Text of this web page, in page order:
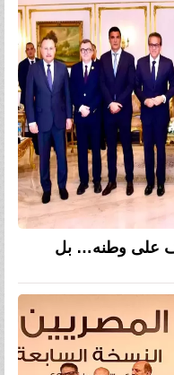
على وطنه… بل